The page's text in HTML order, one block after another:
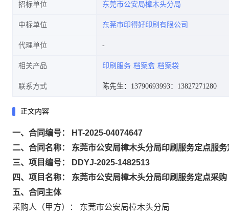
招标单位 东莞市公安局樟木头分局
中标单位 东莞市印得好印刷有限公司
代理单位
相关产品 印刷服务 档案盒 档案袋
联系方式 陈先生：13790693993：13827271280
正文内容
一、合同编号： HT-2025-04074647
二、合同名称： 东莞市公安局樟木头分局印刷服务定点服
三、项目编号： DDYJ-2025-1482513
四、项目名称： 东莞市公安局樟木头分局印刷服务定点采购
五、合同主体
采购人（甲方）： 东莞市公安局樟木头分局